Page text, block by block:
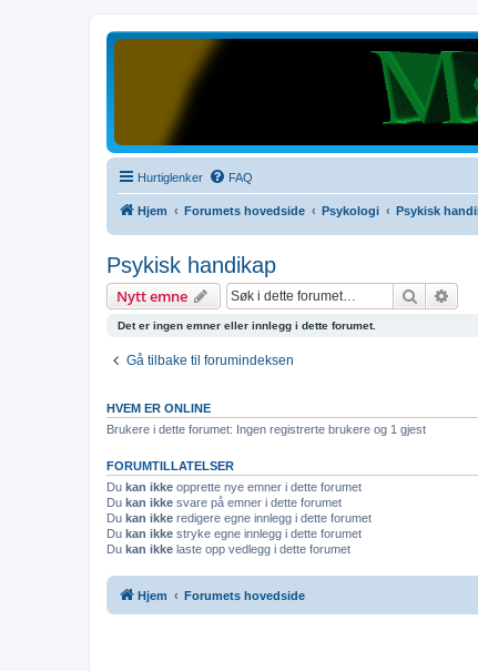
Hurtiglenker FAQ
Hjem Forumets hovedside Psykologi Psykisk
Psykisk handikap
Nytt emne Søk
Det er ingen emner eller innlegg i dette forumet.
Gå tilbake til forumindeksen
HVEM ER ONLINE
Brukere i dette forumet: Ingen registrerte brukere og 1 gjest
FORUMTILLATELSER
Du kan ikke opprette nye emner i dette forumet
Du kan ikke svare på emner i dette forumet
Du kan ikke redigere egne innlegg i dette forumet
Du kan ikke stryke egne innlegg i dette forumet
Du kan ikke laste opp vedlegg i dette forumet
Hjem Forumets hovedside